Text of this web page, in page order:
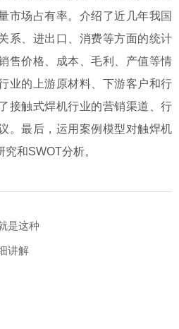
市场占有率。介绍了近几年我国
系、进出口、消费等方面的统计
售价格、成本、毛利、产值等情
业的上游原材料、下游客户和行
接触式焊机行业的营销渠道、行
。最后，运用案例模型对触焊机
和SWOT分析。
是这种
讲解